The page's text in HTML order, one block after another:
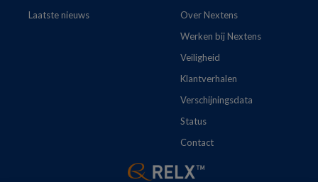
Laatste nieuws
Over Nextens
Werken bij Nextens
Veiligheid
Klantverhalen
Verschijningsdata
Status
Contact